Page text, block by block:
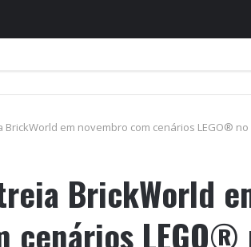
BrickWorld em novembro com cenários LEGO®
BrickWorld
cenários LEGO®